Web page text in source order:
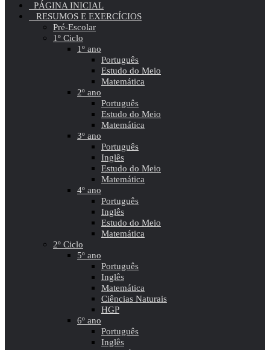
PÁGINA INICIAL
RESUMOS E EXERCÍCIOS
Pré-Escolar
1º Ciclo
1º ano
Português
Estudo do Meio
Matemática
2º ano
Português
Estudo do Meio
Matemática
3º ano
Português
Inglês
Estudo do Meio
Matemática
4º ano
Português
Inglês
Estudo do Meio
Matemática
2º Ciclo
5º ano
Português
Inglês
Matemática
Ciências Naturais
HGP
6º ano
Português
Inglês